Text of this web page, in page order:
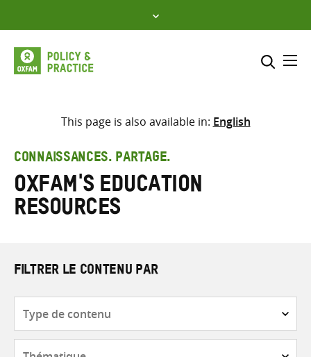
to
content
Sélectionner l’emplacement
Saisir
les
termes
This page is also available in: English
CONNAISSANCES. PARTAGE.
Oxfam's Education
Resources
FILTRER LE CONTENU PAR
contenu